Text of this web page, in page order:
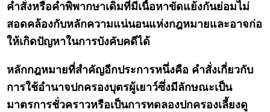
คำสั่งหรือคำพิพากษาเดิมที่มีเนื้อหาขัดแย้งกันย่อมไม่
สอดคล้องกับหลักความแน่นอนแห่งกฎหมายและอาจก่อ
ให้เกิดปัญหาในการบังคับคดีได้
หลักกฎหมายที่สำคัญอีกประการหนึ่งคือ คำสั่งเกี่ยวกับ
การใช้อำนาจปกครองบุตรผู้เยาว์ซึ่งมีลักษณะเป็น
มาตรการชั่วคราวหรือเป็นการทดลองปกครองเลี้ยงดู